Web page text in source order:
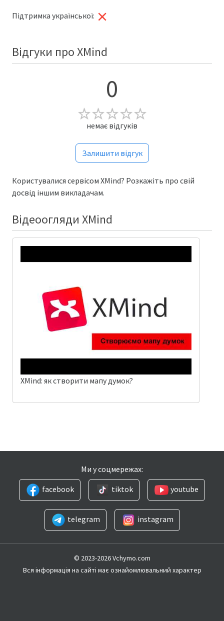
Підтримка української:
Відгуки про XMind
0
немає відгуків
Залишити відгук
Користувалися сервісом XMind? Розкажіть про свій
досвід іншим викладачам.
Відеоогляди XMind
XMind: як створити мапу думок?
Ми у соцмережах:
facebook
tiktok youtube
telegram instagram
© 2023-2026 Vchymo.com
Вся інформація на сайті має ознайомлювальний характер